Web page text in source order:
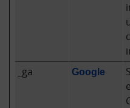
_ga Google